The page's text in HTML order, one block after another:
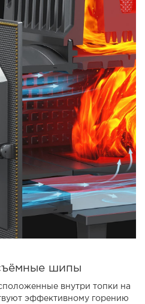
шипы
внутри топки на
эффективному горению